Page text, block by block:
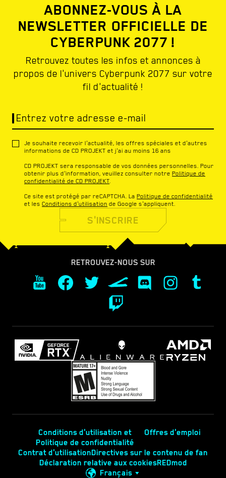
ABONNEZ-VOUS À LA
NEWSLETTER OFFICIELLE DE
CYBERPUNK 2077 !
Retrouvez toutes les infos et annonces à
propos de l'univers Cyberpunk 2077 sur votre
fil d'actualité !
Entrez votre adresse e-mail
Je souhaite recevoir l'actualité, les offres spéciales et d'autres
informations de CD PROJEKT et j'ai au moins 16 ans
CD PROJEKT sera responsable de vos données personnelles. Pour
obtenir plus d'information, veuillez consulter notre Politique de
confidentialité de CD PROJEKT
Ce site est protégé par reCAPTCHA. La Politique de confidentialité
et les Conditions d'utilisation de Google s'appliquent.
S'INSCRIRE
RETROUVEZ-NOUS SUR
Conditions d'utilisation et
Politique de confidentialité
Offres d'emploi
Contrat d'utilisationDirectives sur le contenu de fan
Déclaration relative aux cookiesREDmod
Français